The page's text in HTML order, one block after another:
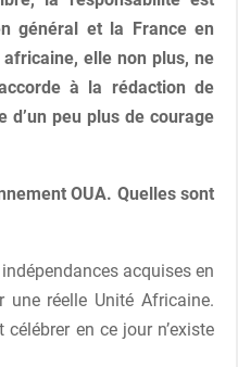
général et la France en
elle non plus, ne
à la rédaction de
peu plus de courage
OUA. Quelles sont
acquises en
une réelle Unité Africaine.
en ce jour n’existe